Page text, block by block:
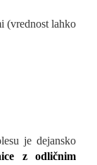
(vrednost lahko
je dejansko
z odličnim